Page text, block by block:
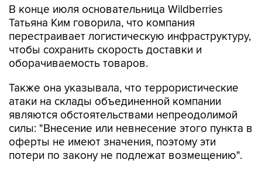
В конце июля основательница Wildberries
Татьяна Ким говорила, что компания
перестраивает логистическую инфраструктуру,
чтобы сохранить скорость доставки и
оборачиваемость товаров.
Также она указывала, что террористические
атаки на склады объединенной компании
являются обстоятельствами непреодолимой
силы: "Внесение или невнесение этого пункта в
оферты не имеют значения, поэтому эти
потери по закону не подлежат возмещению".